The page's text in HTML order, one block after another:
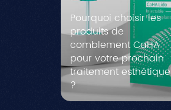
Pourquoi choisir les
produits de
comblement CaHA
pour votre prochain
traitement esthétique
?